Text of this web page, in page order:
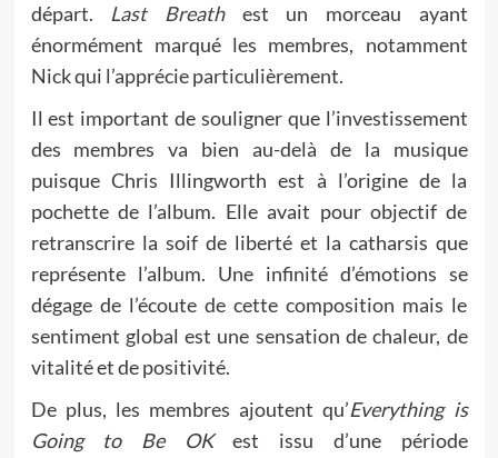
départ. Last Breathest un morceau ayant
énormément marqué les membres, notamment
Nick qui l’apprécie particulièrement.
Il est important de souligner que l’investissement
des membres va bien au-delà de la musique
puisque Chris Illingworth est à l’origine de la
pochette de l’album. Elle avait pour objectif de
retranscrire la soif de liberté et la catharsis que
représente l’album. Une infinité d’émotions se
dégage de l’écoute de cette composition mais le
sentiment global est une sensation de chaleur, de
vitalité et de positivité.
De plus, les membres ajoutent qu’Everything is
Going to Be OKest issu d’une période